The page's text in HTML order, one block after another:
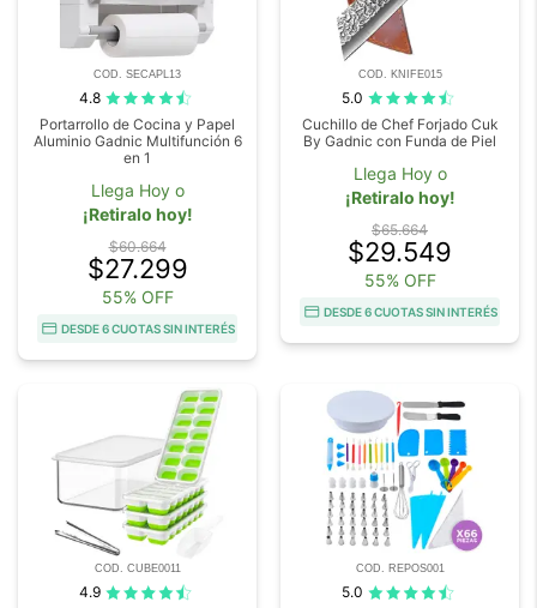
COD. SECAPL13
4.8
Portarrollo de Cocina y Papel
Aluminio Gadnic Multifunción 6
en 1
Llega Hoy o
¡Retiralo hoy!
$60.664
$27.299
55% OFF
DESDE 6 CUOTAS SIN INTERÉS
COD. KNIFE015
5.0
Cuchillo de Chef Forjado Cuk
By Gadnic con Funda de Piel
Llega Hoy o
¡Retiralo hoy!
$65.664
$29.549
55% OFF
DESDE 6 CUOTAS SIN INTERÉS
COD. CUBE0011
4.9
COD. REPOS001
5.0